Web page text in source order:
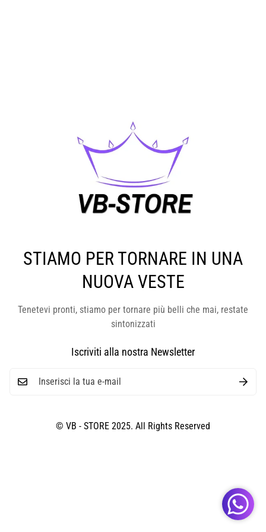
STIAMO PER TORNARE IN UNA
NUOVA VESTE
Tenetevi pronti, stiamo per tornare più belli che mai, restate
sintonizzati
Iscriviti alla nostra Newsletter
© VB - STORE 2025. All Rights Reserved